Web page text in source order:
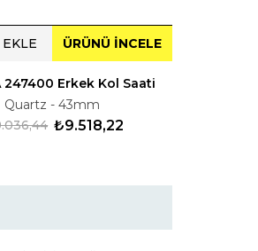
247400 Erkek Kol Saati
Quartz - 43mm
₺9.518,22
ÜRÜNÜ İNCELE